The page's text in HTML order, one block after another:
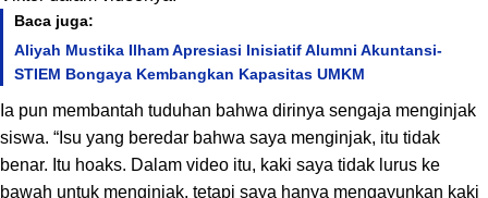
Baca juga:
Aliyah Mustika Ilham Apresiasi Inisiatif Alumni Akuntansi-
STIEM Bongaya Kembangkan Kapasitas UMKM
Ia pun membantah tuduhan bahwa dirinya sengaja menginjak
siswa. “Isu yang beredar bahwa saya menginjak, itu tidak
benar. Itu hoaks. Dalam video itu, kaki saya tidak lurus ke
bawah untuk menginjak, tetapi saya hanya mengayunkan kaki